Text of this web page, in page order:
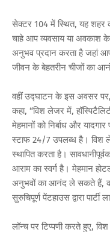
सेक्टर 104 में स्थित, यह शहर
चाहे आप व्यवसाय या अवकाश
अनुभव प्रदान करता है जहां
जीवन के बेहतरीन चीजों का
वहीं उद्घाटन के इस अवसर
कहा, “विश लेजर में,
मेहमानों को निर्बाध और
स्टाफ 24/7 उपलब्ध है। विश
स्थापित करता है।
आराम का स्वर्ग है। मेहमान
अनुभवों का आनंद ले सकते हैं,
सुरुचिपूर्ण पेंटहाउस द्वारा
लॉन्च पर टिप्पणी करते हुए,